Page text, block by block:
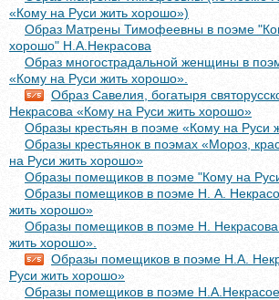
«Кому на Руси жить хорошо»)
Образ Матрены Тимофеевны в поэме
хорошо" Н.А.Некрасова
Образ многострадальной женщины в
«Кому на Руси жить хорошо».
Образ Савелия, богатыря
Некрасова «Кому на Руси жить хорошо»
Образы крестьян в поэме «Кому на Руси
Образы крестьянок в поэмах «Мороз,
на Руси жить хорошо»
Образы помещиков в поэме "Кому на
Образы помещиков в поэме Н. А.
жить хорошо»
Образы помещиков в поэме Н.
жить хорошо».
Образы помещиков в поэме Н.А.
Руси жить хорошо»
Образы помещиков в поэме